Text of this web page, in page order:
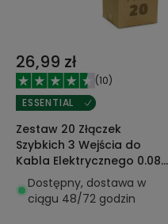
26,99 zł
(10)
ESSENTIAL
Zestaw 20 Złączek
Szybkich 3 Wejścia do
Kabla Elektrycznego 0.08-
4 mm²
Dostępny, dostawa w
ciągu 48/72 godzin